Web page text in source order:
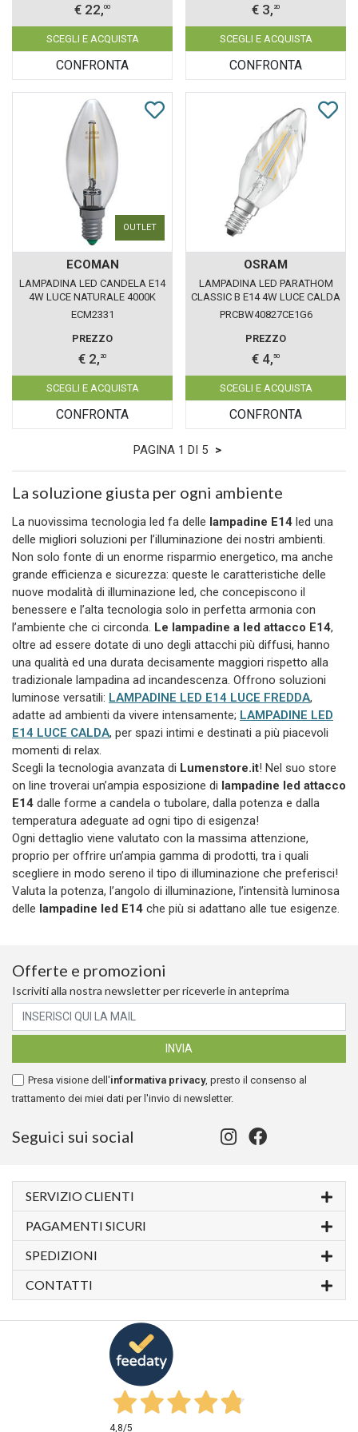
€ 22,00
SCEGLI E ACQUISTA
CONFRONTA
€ 3, 20
SCEGLI E ACQUISTA
CONFRONTA
OUTLET
ECOMAN
LAMPADINA LED CANDELA E14
4W LUCE NATURALE 4000K
ECOMAN VETRO TRASPARENTE
ECM2331
PREZZO
€ 2, 20
SCEGLI E ACQUISTA
CONFRONTA
OSRAM
LAMPADINA LED PARATHOM
CLASSIC B E14 4W LUCE CALDA
827 LEDVANCE OSRAM
PRCBW40827CE1G6
PREZZO
€ 4,50
SCEGLI E ACQUISTA
CONFRONTA
PAGINA 1 DI 5 >
La soluzione giusta per ogni ambiente
La nuovissima tecnologia led fa delle lampadine E14 led una
delle migliori soluzioni per l’illuminazione dei nostri ambienti.
Non solo fonte di un enorme risparmio energetico, ma anche
grande efficienza e sicurezza: queste le caratteristiche delle
nuove modalità di illuminazione led, che concepiscono il
benessere e l’alta tecnologia solo in perfetta armonia con
l’ambiente che ci circonda. Le lampadine a led attacco E14,
oltre ad essere dotate di uno degli attacchi più diffusi, hanno
una qualità ed una durata decisamente maggiori rispetto alla
tradizionale lampadina ad incandescenza. Offrono soluzioni
luminose versatili: LAMPADINE LED E14 LUCE FREDDA,
adatte ad ambienti da vivere intensamente; LAMPADINE LED
E14 LUCE CALDA, per spazi intimi e destinati a più piacevoli
momenti di relax.
Scegli la tecnologia avanzata di Lumenstore.it! Nel suo store
on line troverai un’ampia esposizione di lampadine led attacco
E14 dalle forme a candela o tubolare, dalla potenza e dalla
temperatura adeguate ad ogni tipo di esigenza!
Ogni dettaglio viene valutato con la massima attenzione,
proprio per offrire un’ampia gamma di prodotti, tra i quali
scegliere in modo sereno il tipo di illuminazione che preferisci!
Valuta la potenza, l’angolo di illuminazione, l’intensità luminosa
delle lampadine led E14 che più si adattano alle tue esigenze.
Offerte e promozioni
Iscriviti alla nostra newsletter per riceverle in anteprima
Presa visione dell'informativa privacy, presto il consenso al
trattamento dei miei dati per l'invio di newsletter.
Seguici sui social
SERVIZIO CLIENTI
PAGAMENTI SICURI
SPEDIZIONI
CONTATTI
4,8/5